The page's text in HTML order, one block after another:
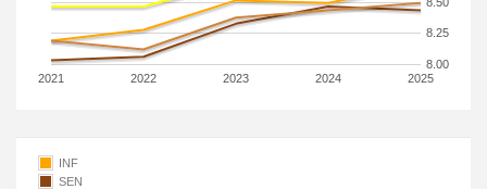
2021 2022 2023 2024 2025
8.00
8.25
INF
SEN